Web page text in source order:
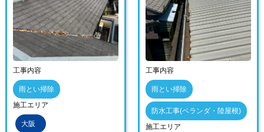
工事内容
雨とい掃除
施工エリア
大阪
工事内容
雨とい掃除
防水工事(ベランダ・陸屋根)
施工エリア